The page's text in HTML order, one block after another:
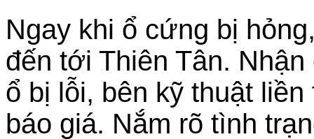
Ngay khi ổ cứng bị
đến tới Thiên Tân.
ổ bị lỗi, bên kỹ thuật
báo giá. Nắm rõ tình